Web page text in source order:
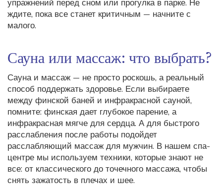
упражнений перед сном или прогулка в парке. Не
ждите, пока все станет критичным — начните с
малого.
Сауна или массаж: что выбрать?
Сауна и массаж — не просто роскошь, а реальный
способ поддержать здоровье. Если выбираете
между финской баней и инфракрасной сауной,
помните: финская дает глубокое парение, а
инфракрасная мягче для сердца. А для быстрого
расслабления после работы подойдет
расслабляющий массаж для мужчин. В нашем спа-
центре мы используем техники, которые знают не
все: от классического до точечного массажа, чтобы
снять зажатость в плечах и шее.